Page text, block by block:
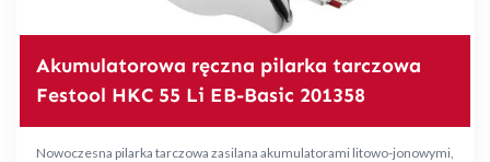
Akumulatorowa ręczna pilarka tarczowa
Festool HKC 55 Li EB-Basic 201358
Nowoczesna pilarka tarczowa zasilana akumulatorami litowo-jonowymi,